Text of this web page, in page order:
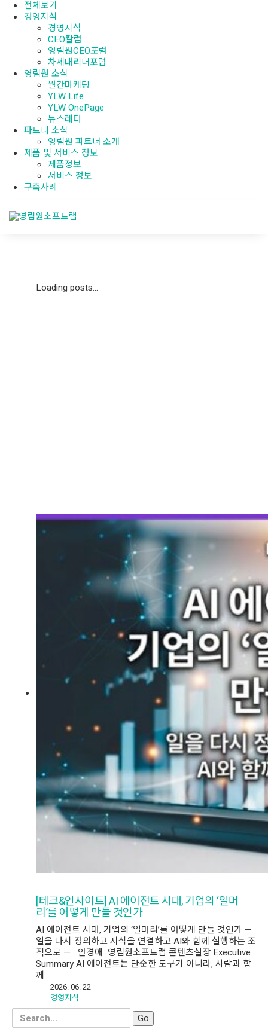
전체보기
경영지식
경영지식
CEO칼럼
영림원CEO포럼
차세대리더포럼
영림원 소식
월간마케팅
YLW Life
YLW OnePage
뉴스레터
파트너 소식
영림원 파트너 소개
제품 및 서비스 정보
제품정보
서비스 정보
구축사례
Loading posts...
[테크&인사이트] AI 에이전트 시대, 기업의 ‘일머
리’를 어떻게 만들 것인가
AI 에이전트 시대, 기업의 ‘일머리’를 어떻게 만들 것인가 —
일을 다시 정의하고 지식을 연결하고 AI와 함께 실행하는 조
직으로 — 안경애 영림원소프트랩 콘텐츠실장 Executive
Summary AI 에이전트는 단순한 도구가 아니라, 사람과 함
께…
2026. 06. 22
경영지식
Search
for: